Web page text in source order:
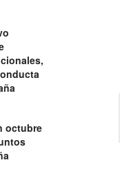
octubre